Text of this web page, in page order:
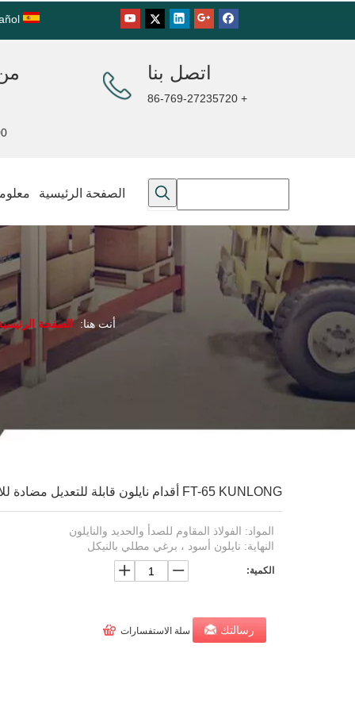
اتصل بنا
+ 86-769-27235720
الصفحة الرئيسية
أنت هنا: الصفحة
FT-65 KUNLONG أقدام نايلون قابلة للتعديل مضادة للاهتزاز
المواد: الفولاذ المقاوم للصدأ والحديد والنايلون
النهاية: نايلون أسود ، برغي مطلي بالنيكل
الكمية:
رسالتك سلة الاستفسارات